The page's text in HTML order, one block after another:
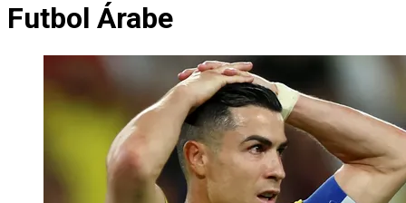
Futbol Árabe